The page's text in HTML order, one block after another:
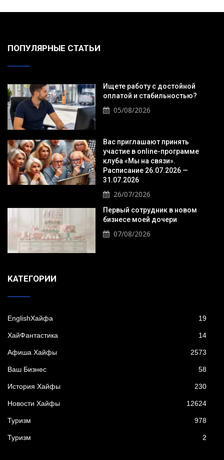
ПОПУЛЯРНЫЕ СТАТЬИ
Ищете работу с достойной
оплатой и стабильностью?
05/08/2026
Вас приглашают принять
участие в online-программе
клуба «Мы на связи».
Расписание 26.07.2026 —
31.07.2026
26/07/2026
Первый сотрудник в новом
бизнесе моей дочери
07/08/2026
KАТЕГОРИИ
EnglishХайфа 19
XайФантастика 14
Афиша Хайфы 2573
Ваш Бизнес 58
История Хайфы 230
Новости Хайфы 12624
Туризм 978
Туризм 2